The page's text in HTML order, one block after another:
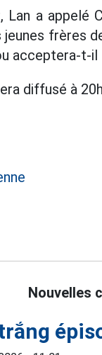
Lan a
frères
acceptera-t-
diffusé à
Nouvelles